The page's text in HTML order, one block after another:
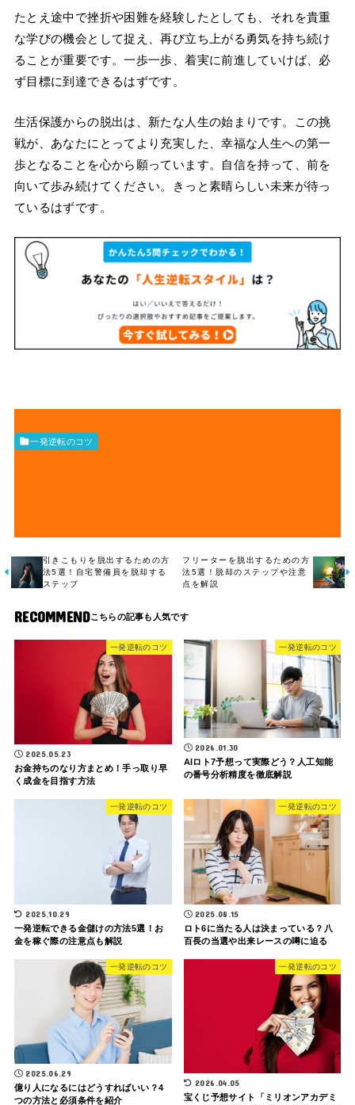
たとえ途中で挫折や困難を経験したとしても、それを貴重
な学びの機会として捉え、再び立ち上がる勇気を持ち続け
ることが重要です。一歩一歩、着実に前進していけば、必
ず目標に到達できるはずです。
生活保護からの脱出は、新たな人生の始まりです。この挑
戦が、あなたにとってより充実した、幸福な人生への第一
歩となることを心から願っています。自信を持って、前を
向いて歩み続けてください。きっと素晴らしい未来が待っ
ているはずです。
一発逆転のコツ
引きこもりを脱出するための方
法5選！自宅警備員を脱却する
ステップ
フリーターを脱出するための方
法5選！脱却のステップや注意
点を解説
RECOMMEND
一発逆転のコツ
2025.05.23
お金持ちのなり方まとめ！手っ取り早
く成金を目指す方法
一発逆転のコツ
2026.01.30
AIロト7予想って実際どう？人工知能
の番号分析精度を徹底解説
一発逆転のコツ
2025.10.29
一発逆転できる金儲けの方法5選！お
金を稼ぐ際の注意点も解説
一発逆転のコツ
2025.08.15
ロト6に当たる人は決まっている？八
百長の当選や出来レースの噂に迫る
一発逆転のコツ
2025.06.29
億り人になるにはどうすればいい？4
つの方法と必須条件を紹介
一発逆転のコツ
2026.04.05
宝くじ予想サイト「ミリオンアカデミ